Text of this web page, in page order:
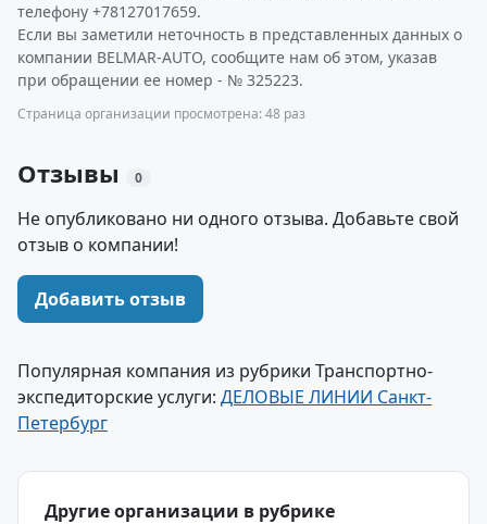
телефону +78127017659.
Если вы заметили неточность в представленных данных о
компании BELMAR-AUTO, сообщите нам об этом, указав
при обращении ее номер - № 325223.
Страница организации просмотрена: 48 раз
Отзывы 0
Не опубликовано ни одного отзыва. Добавьте свой
отзыв о компании!
Добавить отзыв
Популярная компания из рубрики Транспортно-
экспедиторские услуги: ДЕЛОВЫЕ ЛИНИИ Санкт-
Петербург
Другие организации в рубрике